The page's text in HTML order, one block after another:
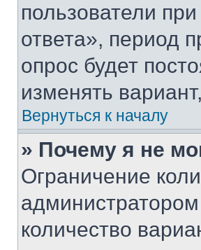
пользователи
ответа», период
опрос будет
изменять
Вернуться к началу
» Почему я не
Ограничение
количество